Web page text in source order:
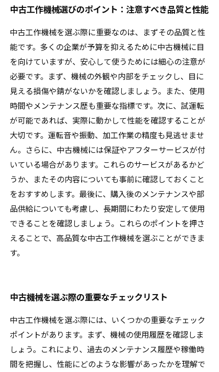
中古工作機械選びのポイント：注意すべき品質と性能
中古工作機械を選ぶ際に重要なのは、まずその品質と性
能です。多くの企業が予算を抑えるために中古機械に目
を向けていますが、安心して使うためには細心の注意が
必要です。まず、機械の外観や内部をチェックし、目に
見える損傷や錆がないかを確認しましょう。また、使用
時間やメンテナンス歴も重要な指標です。次に、試運転
が可能であれば、実際に動かして性能を確認することが
大切です。運転音や振動、加工作業の精度も見逃せませ
ん。さらに、中古機械には保証やアフターサービスが付
いている場合があります。これらのサービスがあるかど
うか、またその内容についても事前に確認しておくこと
をおすすめします。最後に、購入後のメンテナンスや部
品供給についても考慮し、長期間にわたり安定して使用
できることを確認しましょう。これらのポイントを押さ
えることで、高品質な中古工作機械を選ぶことができま
す。
中古機械を選ぶ際の重要なチェックリスト
中古工作機械を選ぶ際には、いくつかの重要なチェック
ポイントがあります。まず、機械の使用履歴を確認しま
しょう。これにより、過去のメンテナンス履歴や稼働時
間を把握し、性能にどのような影響があったかを理解で